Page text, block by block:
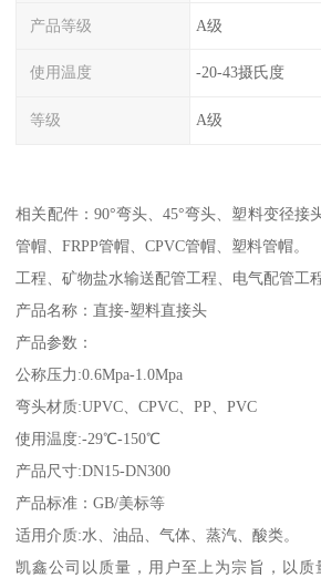
产品等级 A级
使用温度 -20-43摄氏度
等级 A级
相关配件：90°弯头、45°弯头、塑料变径接
管帽、FRPP管帽、CPVC管帽、塑料管帽。
工程、矿物盐水输送配管工程、电气配管工
产品名称：直接-塑料直接头
产品参数：
公称压力:0.6Mpa-1.0Mpa
弯头材质:UPVC、CPVC、PP、PVC
使用温度:-29℃-150℃
产品尺寸:DN15-DN300
产品标准：GB/美标等
适用介质:水、油品、气体、蒸汽、酸类。
凯鑫公司以质量，用户至上为宗旨，以质